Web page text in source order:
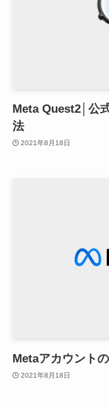
Meta Quest2│公
法
2021年8月18日
Metaアカウント
2021年8月18日